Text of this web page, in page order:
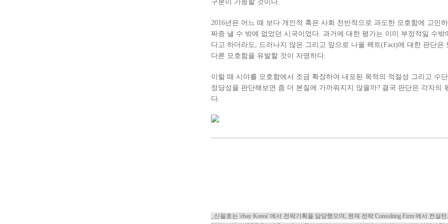
구분이 가능할 것이다.
2016년은 어느 때 보다 개인적 혹은 사회 전반적으로 과도한 모호함에 고민
짜증 낼 수 밖에 없었던 시국이었다. 과거에 대한 평가는 이미 부정적일 수밖
다고 하더라도, 드러나지 않은 그리고 앞으로 나올 팩트(Fact)에 대한 판단은
다른 모호함을 유발할 것이 자명하다.
이럴 때 시야를 모호함에서 조금 확장하여 내포된 목적의 적절성 그리고 수단
정당성을 판단해보면 좀 더 본질에 가까워지지 않을까? 결국 판단은 각자의
다.
_신필호는 'ebay Korea' 에서 전략기획을 담당했으며, 현재 전략 Consulting Firm 에서 컨설턴